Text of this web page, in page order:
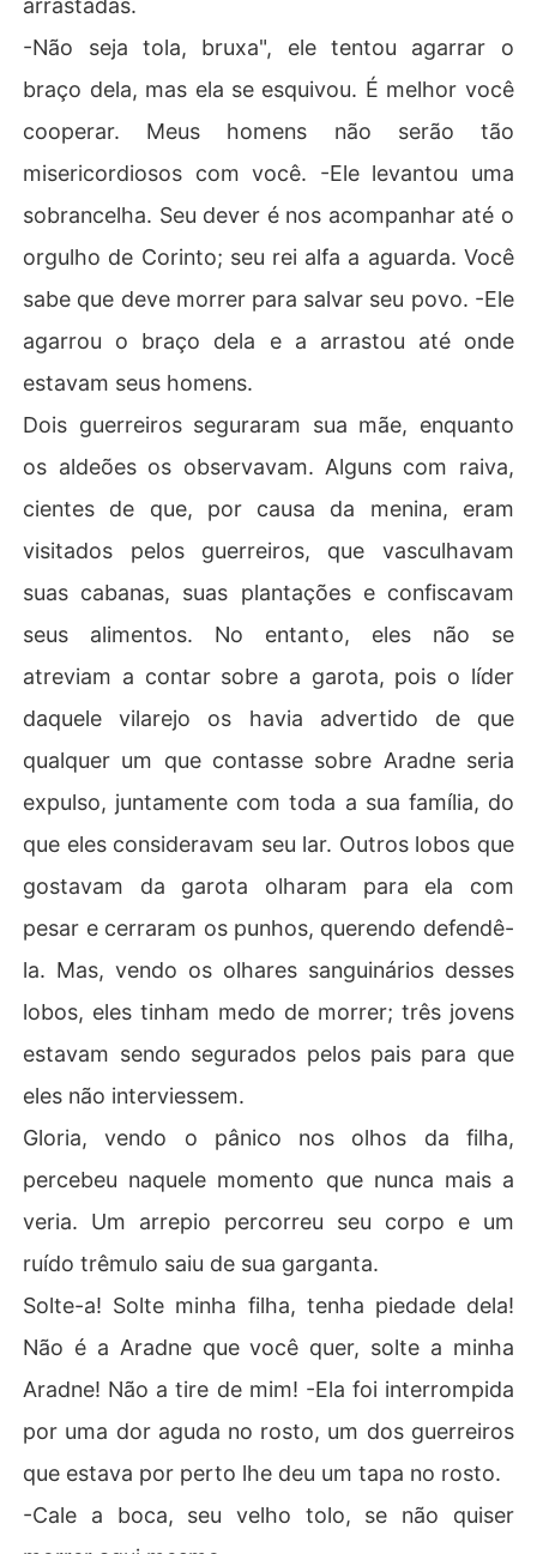
arrastadas.
-Não seja tola, bruxa", ele tentou agarrar o
braço dela, mas ela se esquivou. É melhor você
cooperar. Meus homens não serão tão
misericordiosos com você. -Ele levantou uma
sobrancelha. Seu dever é nos acompanhar até o
orgulho de Corinto; seu rei alfa a aguarda. Você
sabe que deve morrer para salvar seu povo. -Ele
agarrou o braço dela e a arrastou até onde
estavam seus homens.
Dois guerreiros seguraram sua mãe, enquanto
os aldeões os observavam. Alguns com raiva,
cientes de que, por causa da menina, eram
visitados pelos guerreiros, que vasculhavam
suas cabanas, suas plantações e confiscavam
seus alimentos. No entanto, eles não se
atreviam a contar sobre a garota, pois o líder
daquele vilarejo os havia advertido de que
qualquer um que contasse sobre Aradne seria
expulso, juntamente com toda a sua família, do
que eles consideravam seu lar. Outros lobos que
gostavam da garota olharam para ela com
pesar e cerraram os punhos, querendo defendê-
la. Mas, vendo os olhares sanguinários desses
lobos, eles tinham medo de morrer; três jovens
estavam sendo segurados pelos pais para que
eles não interviessem.
Gloria, vendo o pânico nos olhos da filha,
percebeu naquele momento que nunca mais a
veria. Um arrepio percorreu seu corpo e um
ruído trêmulo saiu de sua garganta.
Solte-a! Solte minha filha, tenha piedade dela!
Não é a Aradne que você quer, solte a minha
Aradne! Não a tire de mim! -Ela foi interrompida
por uma dor aguda no rosto, um dos guerreiros
que estava por perto lhe deu um tapa no rosto.
-Cale a boca, seu velho tolo, se não quiser